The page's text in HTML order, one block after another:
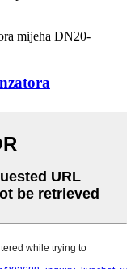
čelik
veleprodaja,